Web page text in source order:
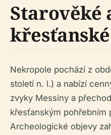
Starověké
Nekropole pochází z
století n. l.) a nabízí
zvyky Messiny a
křesťanským pohřebním
Archeologické objevy